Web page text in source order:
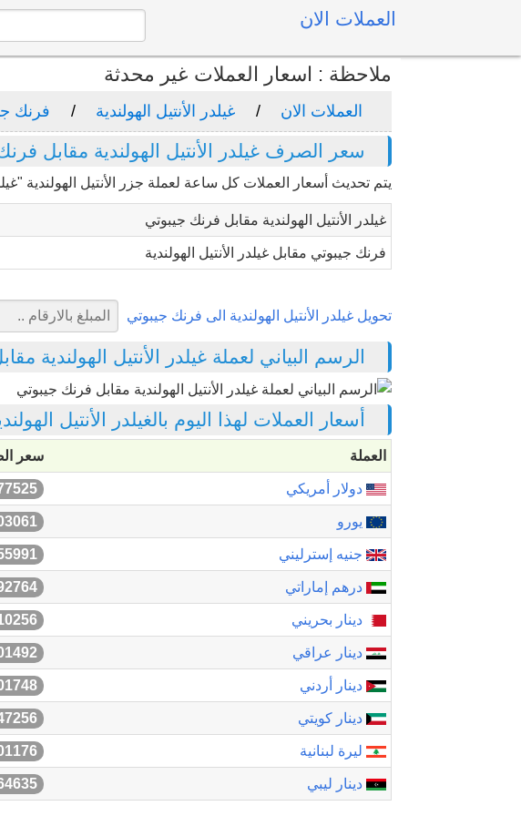
العملات الان
ملاحظة : اسعار العملات غير محدثة
العملات الان غيلدر الأنتيل الهولندية فرنك
سعر الصرف غيلدر الأنتيل الهولندية مقابل
يتم تحديث أسعار العملات كل ساعة لعملة جزر الأنتيل الهولندية
غيلدر الأنتيل الهولندية مقابل فرنك جيبوتي
فرنك جيبوتي مقابل غيلدر الأنتيل الهولندية
تحويل غيلدر الأنتيل الهولندية الى فرنك جيبوتي
الرسم البياني لعملة غيلدر الأنتيل الهولندية
أسعار العملات لهذا اليوم بالغيلدر الأنتيل
العملة سعر
دولار أمريكي
يورو
جنيه إسترليني
درهم إماراتي
دينار بحريني
دينار عراقي
دينار أردني
دينار كويتي
ليرة لبنانية
دينار ليبي